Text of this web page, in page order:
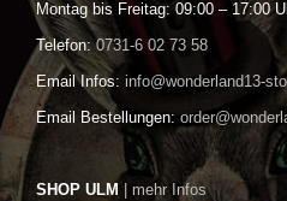
Montag bis Freitag: 09:00 – 17:00
Telefon: 0731-6 02 73 58
Email Infos: info@wonderland13-
Email Bestellungen:
SHOP ULM | mehr Infos